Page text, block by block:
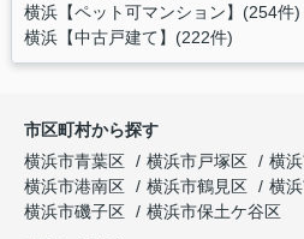
横浜【ペット可マンション】(254件)
横浜【中古戸建て】(222件)
市区町村から探す
横浜市青葉区
横浜市戸塚区 横
横浜市港南区
横浜市鶴見区 横
横浜市磯子区
横浜市保土ケ谷区